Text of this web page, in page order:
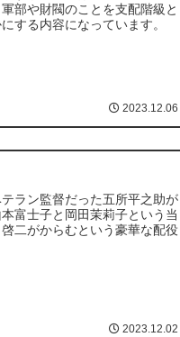
部や財閥のことを支配階級と
する内容になっています。
2023.12.06
ラン監督だった五所平之助が
富士子と岡田茉莉子という当
二がからむという豪華な配役
2023.12.02